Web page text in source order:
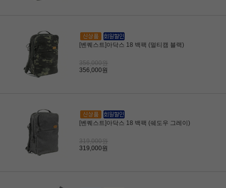
[벤퀘스트]아닥스 18 백팩 (멀티캠 블랙)
356,000원
356,000원
[벤퀘스트]아닥스 18 백팩 (쉐도우 그레이)
319,000원
319,000원